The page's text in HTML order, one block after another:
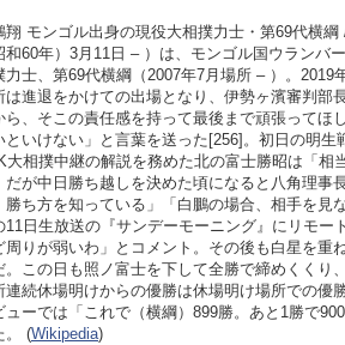
翔 モンゴル出身の現役大相撲力士・第69代横
和60年）3月11日 – ）は、モンゴル国ウランバ
力士、第69代横綱（2007年7月場所 – ）。2019
は進退をかけての出場となり、伊勢ヶ濱審判部
ら、そこの責任感を持って最後まで頑張ってほ
といけない」と言葉を送った[256]。初日の明生
大相撲中継の解説を務めた北の富士勝昭は「相
だが中日勝ち越しを決めた頃になると八角理事
勝ち方を知っている」「白鵬の場合、相手を見
11日生放送の『サンデーモーニング』にリモー
周りが弱いわ」とコメント。その後も白星を重
。この日も照ノ富士を下して全勝で締めくくり
連続休場明けからの優勝は休場明け場所での優
ューでは「これで（横綱）899勝。あと1勝で
。 (Wikipedia)